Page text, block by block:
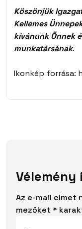
Köszönjük
Kellemes
kívánunk Önnek
munkatársának.
Ikonkép forrása:
Vélemény
Az e-mail címet
mezőket *